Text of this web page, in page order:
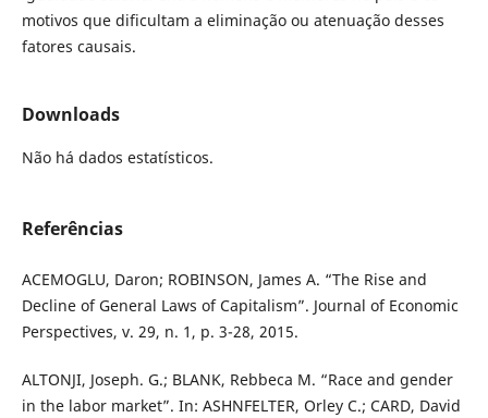
motivos que dificultam a eliminação ou atenuação desses
fatores causais.
Downloads
Não há dados estatísticos.
Referências
ACEMOGLU, Daron; ROBINSON, James A. “The Rise and
Decline of General Laws of Capitalism”. Journal of Economic
Perspectives, v. 29, n. 1, p. 3-28, 2015.
ALTONJI, Joseph. G.; BLANK, Rebbeca M. “Race and gender
in the labor market”. In: ASHNFELTER, Orley C.; CARD, David